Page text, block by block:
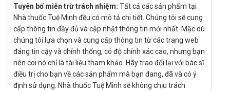
capsule:
Thường gặp: Đau đầu, chóng mặt, đau bụng, rối loạn
tiêu hóa.
Ít gặp: Viêm da, ngứa, nổi mề đay, cảm giác choáng
váng.
Hiếm gặp: Sốt, ra mồ hôi nhiều, mẫn cảm với ánh sáng,
sốc phản vệ.
Tuyên bố miễn trừ trách nhiệm: Tất cả các sản phẩm tại
Nhà thuốc Tuệ Minh đều có mô tả chi tiết. Chúng tôi sẽ cung
cấp thông tin đầy đủ và cập nhật thông tin mới nhất. Mặc dù
chúng tôi lựa chọn và cung cấp thông tin từ các trang web
đáng tin cậy và chính thống, có độ chính xác cao, nhưng bạn
nên coi nó chỉ là tài liệu tham khảo. Hãy trao đổi lại với bác sĩ
điều trị cho bạn về các sản phẩm mà bạn đang, đã và có ý
định sử dụng. Nhà thuốc Tuệ Minh sẽ không chịu trách